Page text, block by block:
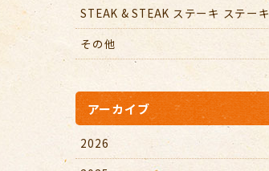
STEAK & STEAK ステーキ ステーキ
その他
アーカイブ
2026